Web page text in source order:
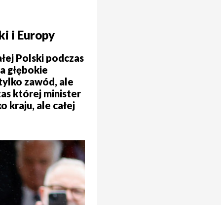
i Europy
Polski podczas
głębokie
zawód, ale
której minister
kraju, ale całej